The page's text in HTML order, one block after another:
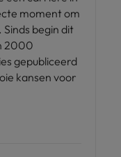
moment om
begin dit
2000
gepubliceerd
kansen voor